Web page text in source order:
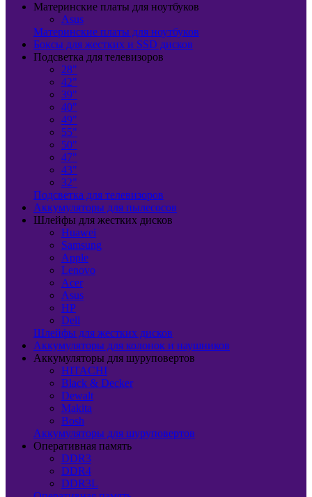
Материнские платы для ноутбуков
Asus
Материнские платы для ноутбуков
Боксы для жестких и SSD дисков
Подсветка для телевизоров
28"
42"
39"
40"
49"
55"
50"
47"
43"
32"
Подсветка для телевизоров
Аккумуляторы для пылесосов
Шлейфы для жестких дисков
Huawei
Samsung
Apple
Lenovo
Acer
Asus
HP
Dell
Шлейфы для жестких дисков
Аккумуляторы для колонок и наушников
Аккумуляторы для шуруповертов
HITACHI
Black & Decker
Dewalt
Makita
Bosh
Аккумуляторы для шуруповертов
Оперативная память
DDR3
DDR4
DDR3L